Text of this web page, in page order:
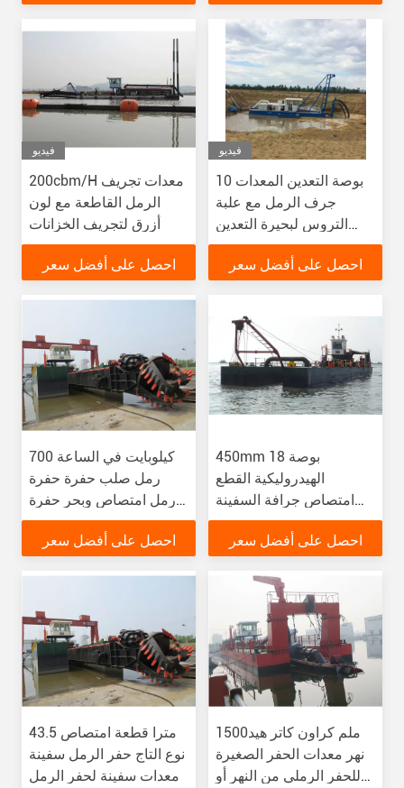
فيديو
200cbm/H معدات تجريف
الرمل القاطعة مع لون
أزرق لتجريف الخزانات
احصل على أفضل سعر
فيديو
10 بوصة التعدين المعدات
جرف الرمل مع علبة
التروس لبحيرة التعدين
الرمل
احصل على أفضل سعر
700 كيلوبايت في الساعة
رمل صلب حفرة حفرة
رمل امتصاص وبحر حفرة
حفرة وحفرة بحيرات الوحل
الأنهار الموانئ
احصل على أفضل سعر
450mm 18 بوصة
الهيدروليكية القطع
امتصاص جرافة السفينة
للجرافة الرملية مع مسافة
1.5km
احصل على أفضل سعر
43.5 مترا قطعة امتصاص
نوع التاج حفر الرمل سفينة
معدات سفينة لحفر الرمل
1500ملم كراون كاتر هيد
نهر معدات الحفر الصغيرة
للحفر الرملي من النهر أو